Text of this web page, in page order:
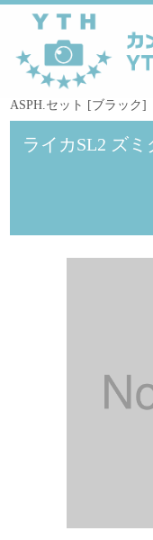
YTHカメラ >
ASPH.セット [ブラック]
ライカSL2 ズミ